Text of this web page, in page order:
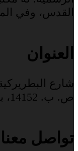
القدس، وفي
العنوان
شارع البطريركية
ص. ب. 14152، باب الخليل، القدس 9114101
تواصل معنا